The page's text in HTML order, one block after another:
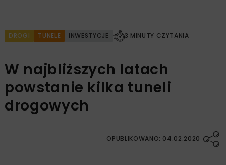
DROGI TUNELE INWESTYCJE 3 MINUTY CZYTANIA
W najbliższych latach
powstanie kilka tuneli
drogowych
OPUBLIKOWANO: 04.02.2020